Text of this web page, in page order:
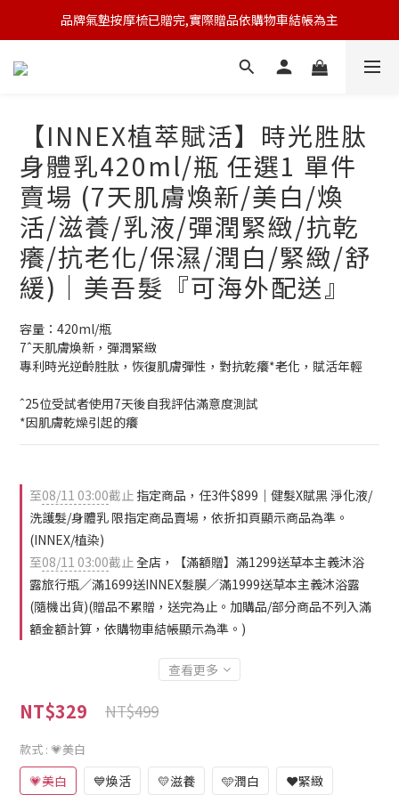
🆕 新會員註冊開卡送9折券 💰
🆕 新會員註冊開卡送9折券 💰
【INNEX植萃賦活】時光胜肽
身體乳420ml/瓶 任選1 單件
賣場 (7天肌膚煥新/美白/煥
活/滋養/乳液/彈潤緊緻/抗乾
癢/抗老化/保濕/潤白/緊緻/舒
緩)｜美吾髮『可海外配送』
容量：420ml/瓶
7ˆ天肌膚煥新，彈潤緊緻
專利時光逆齡胜肽，恢復肌膚彈性，對抗乾癢*老化，賦活年輕
ˆ25位受試者使用7天後自我評估滿意度測試
*因肌膚乾燥引起的癢
至08/11 03:00截止 指定商品，任3件$899｜健髮X賦黑 淨化液/
洗護髮/身體乳 限指定商品賣場，依折扣頁顯示商品為準。
(INNEX/植染)
至08/11 03:00截止全店，【滿額贈】滿1299送草本主義沐浴
露旅行瓶／滿1699送INNEX髮膜／滿1999送草本主義沐浴露
(隨機出貨)(贈品不累贈，送完為止。加購品/部分商品不列入滿
額金額計算，依購物車結帳顯示為準。)
查看更多
NT$329 NT$499
款式 : 💗美白
💗美白 💙煥活 💛滋養 🩵潤白
❤️緊緻